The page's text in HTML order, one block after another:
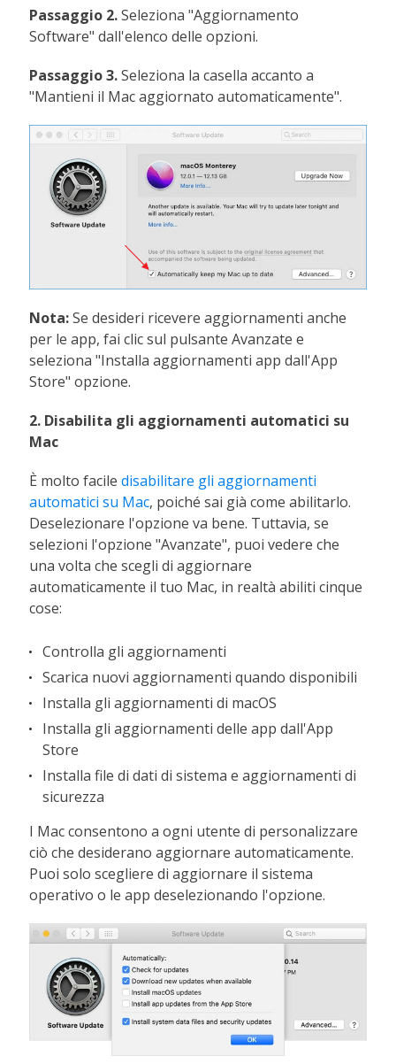
Passaggio 2.Seleziona "Aggiornamento
Software" dall'elenco delle opzioni.
Passaggio 3.Seleziona la casella accanto a
"Mantieni il Mac aggiornato automaticamente".
Nota:Se desideri ricevere aggiornamenti anche
per le app, fai clic sul pulsante Avanzate e
seleziona "Installa aggiornamenti app dall'App
Store" opzione.
2. Disabilita gli aggiornamenti automatici su
Mac
È molto faciledisabilitare gli aggiornamenti
automatici su Mac, poiché sai già come abilitarlo.
Deselezionare l'opzione va bene. Tuttavia, se
selezioni l'opzione "Avanzate", puoi vedere che
una volta che scegli di aggiornare
automaticamente il tuo Mac, in realtà abiliti cinque
cose:
Controlla gli aggiornamenti
Scarica nuovi aggiornamenti quando disponibili
Installa gli aggiornamenti di macOS
Installa gli aggiornamenti delle app dall'App
Store
Installa file di dati di sistema e aggiornamenti di
sicurezza
I Mac consentono a ogni utente di personalizzare
ciò che desiderano aggiornare automaticamente.
Puoi solo scegliere di aggiornare il sistema
operativo o le app deselezionando l'opzione.